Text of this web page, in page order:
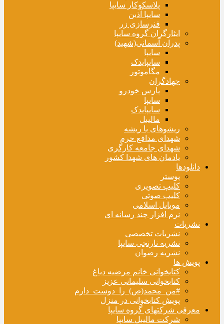
پلاسکوکار سایپا
سایپا آذین
فنرسازی زر
ایثارگران گروه سایپا
پدران آسمانی(شهید)
سایپا
سایپایدک
مگاموتور
جهادگران
پارس خودرو
سایپا
سایپایدک
مالیبل
ریشوهای با ریشه
شهدای مدافع حرم
شهدای جامعه کارگری
یادمان های شهدا کشور
دانلودها
پوستر
کلیپ تصویری
کلیپ صوتی
موبایل اسلامی
نرم افزار چند رسانه ای
نشریات
نشریات تخصصی
نشریه نارنجی سایپا
نشریه رضوان
پویش ها
کتابخوانی خانم مرضیه دباغ
کتابخوانی سلیمانی عزیز
#من_محمد(ص)_را_دوست_دارم
پویش کتابخوانی در منزل
معرفی شرکتهای گروه سایپا
شرکت مالیبل سایپا